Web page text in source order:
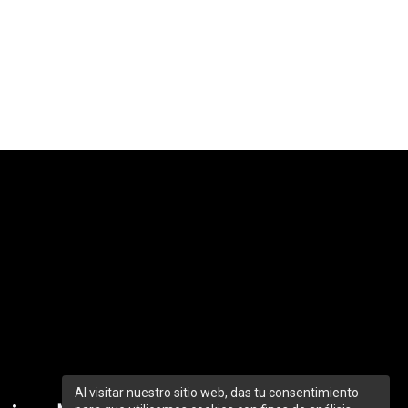
Al visitar nuestro sitio web, das tu consentimiento